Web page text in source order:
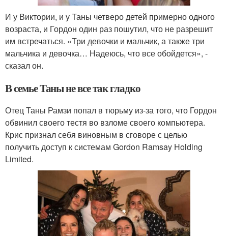
И у Виктории, и у Таны четверо детей примерно одного
возраста, и Гордон один раз пошутил, что не разрешит
им встречаться. «Три девочки и мальчик, а также три
мальчика и девочка… Надеюсь, что все обойдется», -
сказал он.
В семье Таны не все так гладко
Отец Таны Рамзи попал в тюрьму из-за того, что Гордон
обвинил своего тестя во взломе своего компьютера.
Крис признал себя виновным в сговоре с целью
получить доступ к системам Gordon Ramsay Holding
Limited.